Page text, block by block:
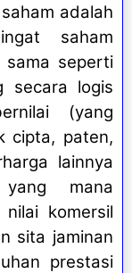
adalah
saham
seperti
secara logis
(yang
cipta, paten,
lainnya
mana
komersil
sita jaminan
prestasi